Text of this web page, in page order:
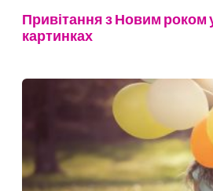
Привітання з Новим роком
картинках